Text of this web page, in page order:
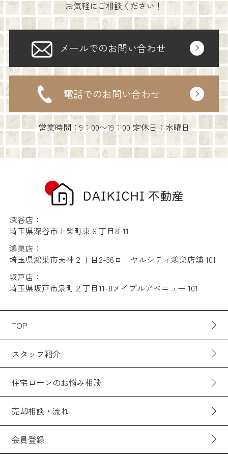
お気軽にご相談ください！
メールでのお問い合わせ
電話でのお問い合わせ
営業時間：9：00〜19：00 定休日：水曜日
深谷店：
埼玉県深谷市上柴町東６丁目8-11
鴻巣店：
埼玉県鴻巣市天神２丁目2-36ローヤルシティ鴻巣店舗 101
坂戸店：
埼玉県坂戸市泉町２丁目11-8メイプルアベニュー 101
TOP
スタッフ紹介
住宅ローンのお悩み相談
売却相談・流れ
会員登録